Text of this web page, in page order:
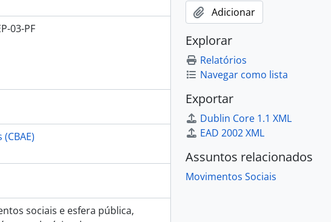
03-PF
sociais e esfera pública,
Adicionar
Explorar
Relatórios
Navegar como lista
Exportar
Dublin Core 1.1 XML
EAD 2002 XML
Assuntos relacionados
Movimentos Sociais